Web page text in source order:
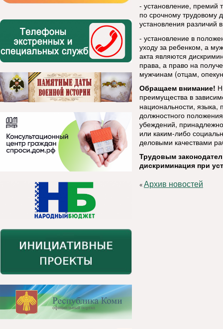
- установление, премий
по срочному трудовому
установления различий
- установление в
уходу за ребенком, а
акта являются
права, а право на
мужчинам (отцам,
Обращаем внимание!
преимущества в
национальности, языка,
должностного
убеждений,
или каким-либо
деловыми качествами
Трудовым
дискриминация при
«Архив новостей